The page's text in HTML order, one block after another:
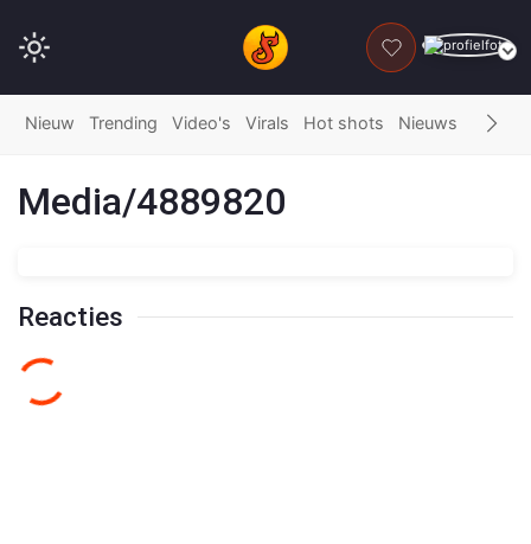
DONEER
Nieuw Trending Video's Virals Hot shots Nieuws Fails
Media/4889820
Reacties